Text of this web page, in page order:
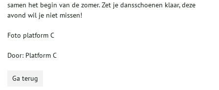
samen het begin van de zomer. Zet je dansschoenen klaar, deze
avond wil je niet missen!
Foto platform C
Door: Platform C
Ga terug